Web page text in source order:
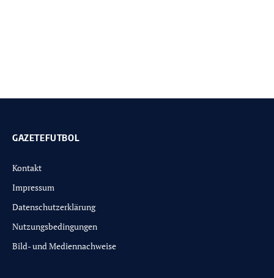
GAZETEFUTBOL
Kontakt
Impressum
Datenschutzerklärung
Nutzungsbedingungen
Bild- und Mediennachweise